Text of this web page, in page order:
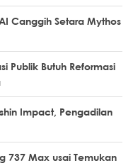
Canggih Setara Mythos
Publik Butuh Reformasi
Impact, Pengadilan
737 Max usai Temukan